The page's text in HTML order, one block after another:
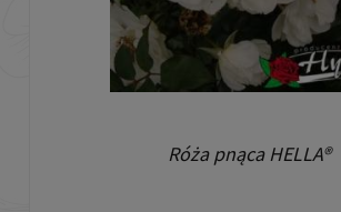
Róża pnąca HELLA®